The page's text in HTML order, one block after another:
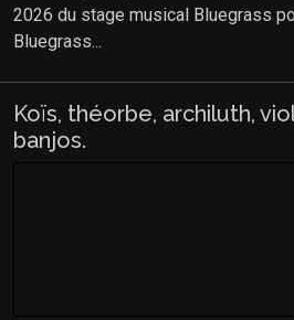
2026 du stage musical Bluegrass
Bluegrass...
Koïs, théorbe, archiluth,
banjos.